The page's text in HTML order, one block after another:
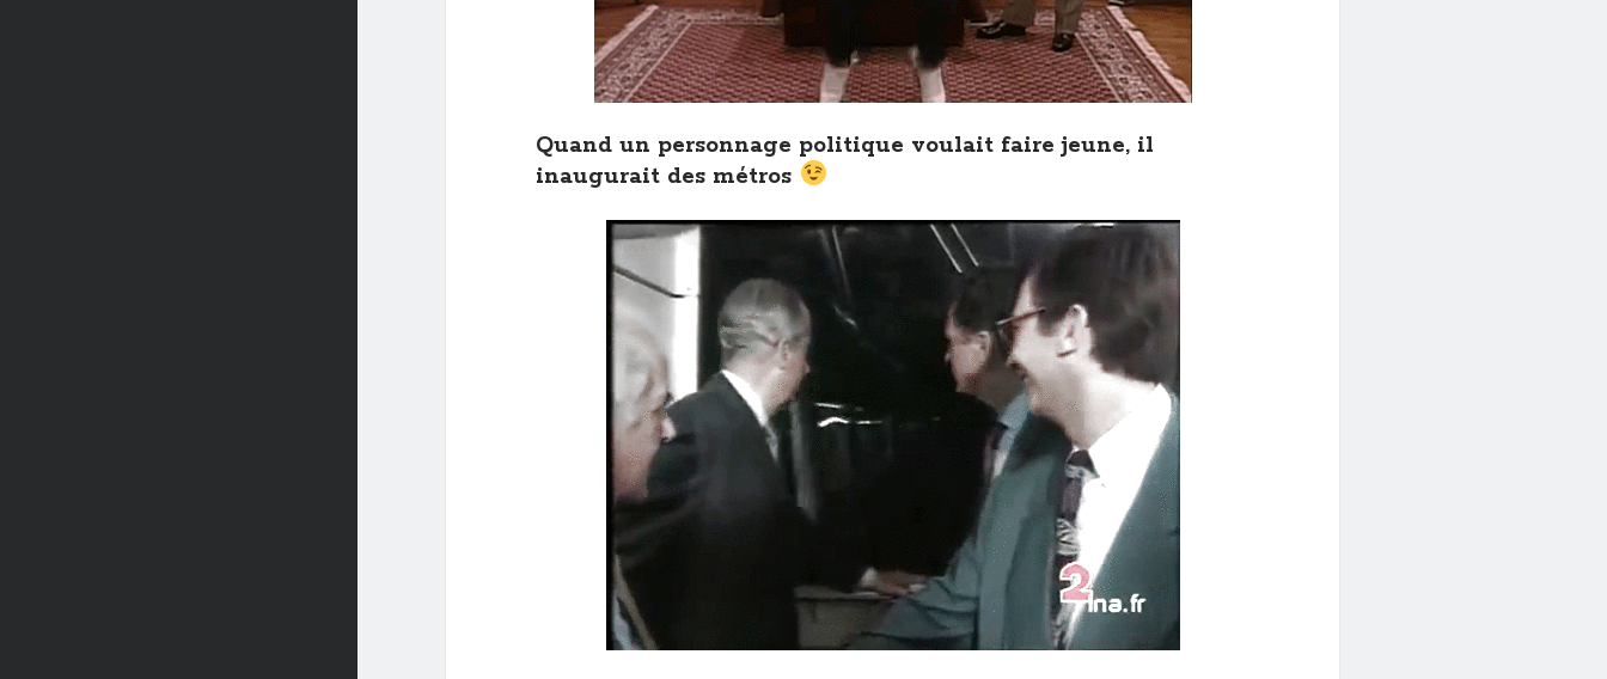
Quand un personnage politique voulait faire jeune, il
inaugurait des métros